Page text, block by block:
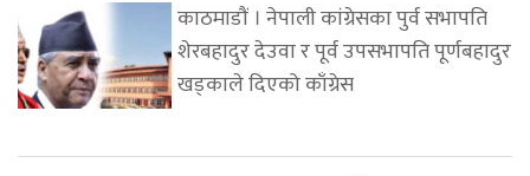
काठमाडौं । नेपाली कांग्रेसका पुर्व सभापति
शेरबहादुर देउवा र पूर्व उपसभापति पूर्णबहादुर
खड्काले दिएको काँग्रेस